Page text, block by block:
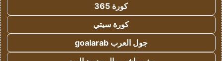
كورة 365
كورة سيتي
جول العرب goalarab